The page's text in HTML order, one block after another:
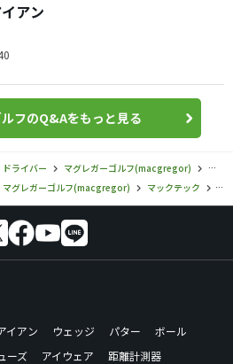
アン
フのQ&Aをもっと見る
ドライバー マグレガーゴルフ(macgregor)
マッ
マグレガーゴルフ(macgregor) マックテック マ
イアン ウェッジ パター
ボール
ーズ アイウェア
距離計測器